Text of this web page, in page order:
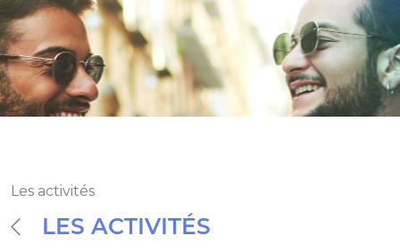
Les activités
LES ACTIVITÉS